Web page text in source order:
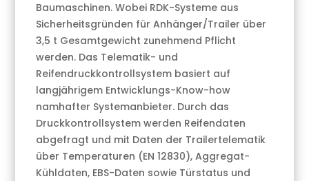
Baumaschinen. Wobei RDK-Systeme aus
Sicherheitsgründen für Anhänger/Trailer über
3,5 t Gesamtgewicht zunehmend Pflicht
werden. Das Telematik- und
Reifendruckkontrollsystem basiert auf
langjährigem Entwicklungs-Know-how
namhafter Systemanbieter. Durch das
Druckkontrollsystem werden Reifendaten
abgefragt und mit Daten der Trailertelematik
über Temperaturen (EN 12830), Aggregat-
Kühldaten, EBS-Daten sowie Türstatus und